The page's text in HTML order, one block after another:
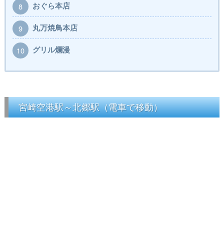
8 おぐら本店
9 丸万焼鳥本店
10 グリル爛漫
宮崎空港駅～北郷駅（電車で移動）